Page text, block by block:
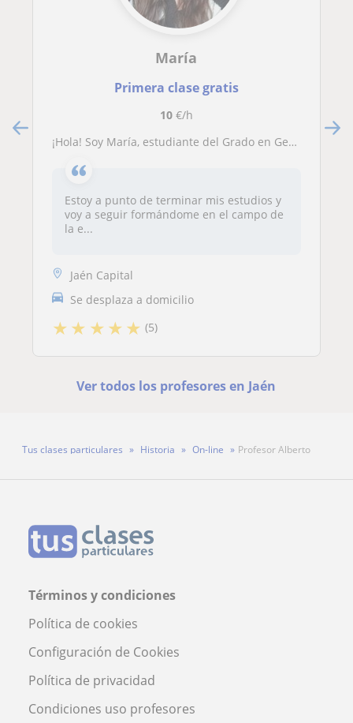
María
Primera clase gratis
10€/h
¡Hola! Soy María, estudiante del Grado en Geografía e Historia de la UJA. Imparto clases para alumnos de ESO y Bachillerato
Estoy a punto de terminar mis estudios y
voy a seguir formándome en el campo de
la e...
Jaén Capital
Se desplaza a domicilio
★★ ★★★ (5)
Ver todos los profesores en Jaén
Tus clases particulares Historia On-line Profesor Alberto
Términos y condiciones
Política de cookies
Configuración de Cookies
Política de privacidad
Condiciones uso profesores